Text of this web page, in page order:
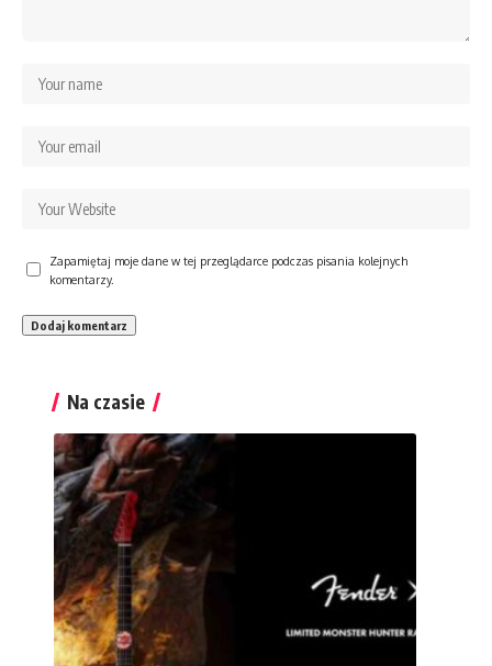
Zapamiętaj moje dane w tej przeglądarce podczas pisania kolejnych
komentarzy.
Na czasie